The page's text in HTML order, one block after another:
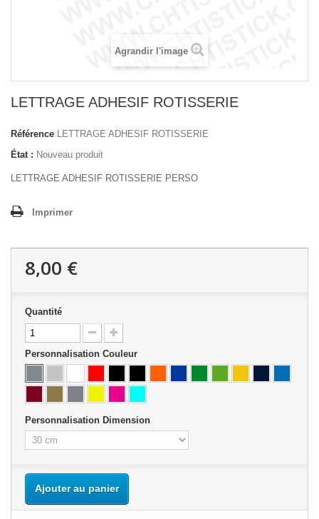
Agrandir l'image
LETTRAGE ADHESIF ROTISSERIE
Référence LETTRAGE ADHESIF ROTISSERIE
État : Nouveau produit
LETTRAGE ADHESIF ROTISSERIE PERSO
Imprimer
8,00 €
Quantité
Personnalisation Couleur
Personnalisation Dimension
Ajouter au panier